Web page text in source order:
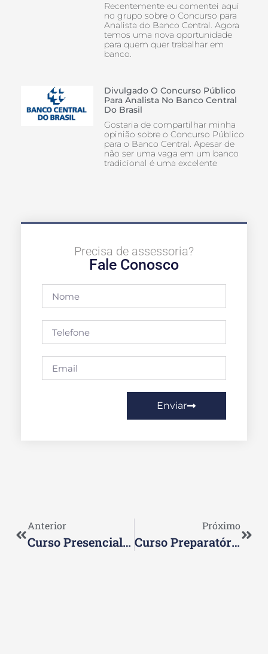
Recentemente eu comentei aqui
no grupo sobre o Concurso para
Analista do Banco Central. Agora
temos uma nova oportunidade
para quem quer trabalhar em
banco.
Divulgado O Concurso Público
Para Analista No Banco Central
Do Brasil
Gostaria de compartilhar minha
opinião sobre o Concurso Público
para o Banco Central. Apesar de
não ser uma vaga em um banco
tradicional é uma excelente
Precisa de assessoria?
Fale Conosco
Enviar
Anterior
Curso Presencial CPA 20: O Que É E Como Potencializa Seu Aprendizado
Próximo
Curso Preparatório CPA 20: O Que É E Como Garantir Sua Aprovação